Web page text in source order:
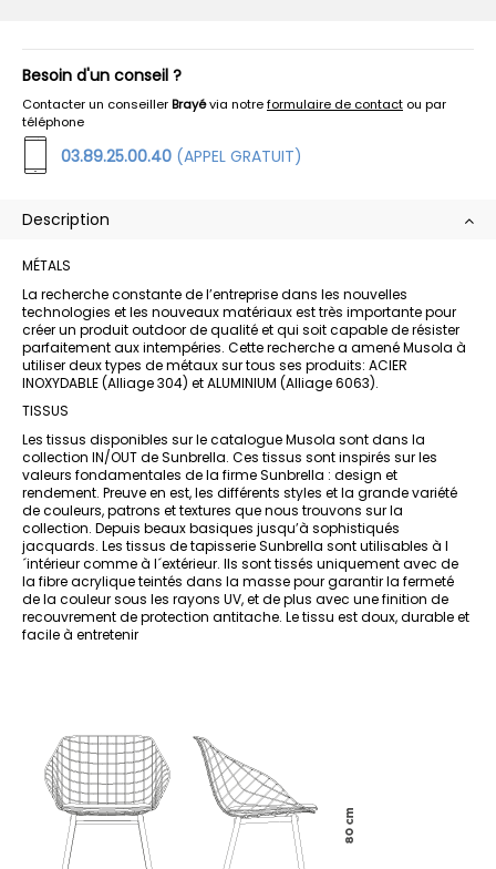
Besoin d'un conseil ?
Contacter un conseillerBrayévia notreformulaire de contact ou par
téléphone
03.89.25.00.40 (APPEL GRATUIT)
Description
MÉTALS
La recherche constante de l’entreprise dans les nouvelles
technologies et les nouveaux matériaux est très importante pour
créer un produit outdoor de qualité et qui soit capable de résister
parfaitement aux intempéries. Cette recherche a amené Musola à
utiliser deux types de métaux sur tous ses produits: ACIER
INOXYDABLE (Alliage 304) et ALUMINIUM (Alliage 6063).
TISSUS
Les tissus disponibles sur le catalogue Musola sont dans la
collection IN/OUT de Sunbrella. Ces tissus sont inspirés sur les
valeurs fondamentales de la firme Sunbrella : design et
rendement. Preuve en est, les différents styles et la grande variété
de couleurs, patrons et textures que nous trouvons sur la
collection. Depuis beaux basiques jusqu’à sophistiqués
jacquards. Les tissus de tapisserie Sunbrella sont utilisables à l
´intérieur comme à l´extérieur. Ils sont tissés uniquement avec de
la fibre acrylique teintés dans la masse pour garantir la fermeté
de la couleur sous les rayons UV, et de plus avec une finition de
recouvrement de protection antitache. Le tissu est doux, durable et
facile à entretenir